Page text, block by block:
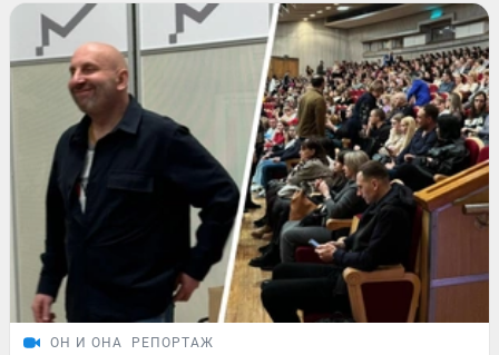
ОН И ОНА РЕПОРТАЖ